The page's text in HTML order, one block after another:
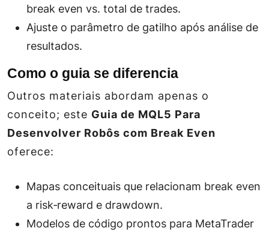
break even vs. total de trades.
Ajuste o parâmetro de gatilho após análise de
resultados.
Como o guia se diferencia
Outros materiais abordam apenas o
conceito; este Guia de MQL5 Para
Desenvolver Robôs com Break Even
oferece:
Mapas conceituais que relacionam break even
a risk‑reward e drawdown.
Modelos de código prontos para MetaTrader